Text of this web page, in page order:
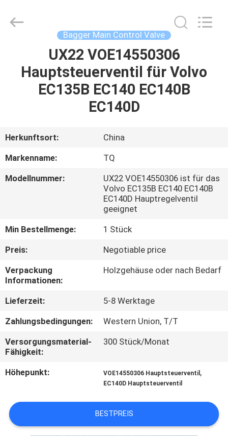
STARTSEITE
PRODUKTE
VR
FABRIK
TOUR
QUALITÄTSKONTROLLE
KONTAKT
NACHRICHTEN
ALLE
FÄLLE
Machinery
Bagger Main Control Valve
UX22 VOE14550306
Hauptsteuerventil für Volvo
EC135B EC140 EC140B
EC140D
Herkunftsort:
China
Markenname:
TQ
Modellnummer:
UX22 VOE14550306 ist für das
Volvo EC135B EC140 EC140B
EC140D Hauptregelventil
geeignet
Min Bestellmenge:
1 Stück
Preis:
Negotiable price
Verpackung
Informationen:
Holzgehäuse oder nach Bedarf
Lieferzeit:
5-8 Werktage
Zahlungsbedingungen:
Western Union, T/T
Versorgungsmaterial-
Fähigkeit:
300 Stück/Monat
Höhepunkt: VOE14550306 Hauptsteuerventil ,
EC140D Hauptsteuerventil
BESTPREIS